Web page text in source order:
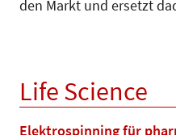
den Markt und ersetzt
Life Science
Elektrospinning für